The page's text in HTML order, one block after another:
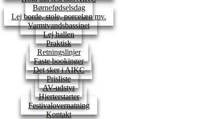
Børnefødselsdag
Lej borde, stole, porcelæn mv.
Varmtvandsbassinet
Lej hallen
Praktisk
Retningslinjer
Faste bookinger
Det sker i AIKC
Prisliste
AV-udstyr
Hjerterstarter
Festivalovernatning
Kontakt